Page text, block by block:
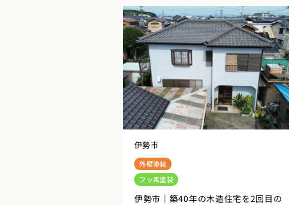
伊勢市
外壁塗装
フッ素塗装
伊勢市｜築40年の木造住宅を2回目の